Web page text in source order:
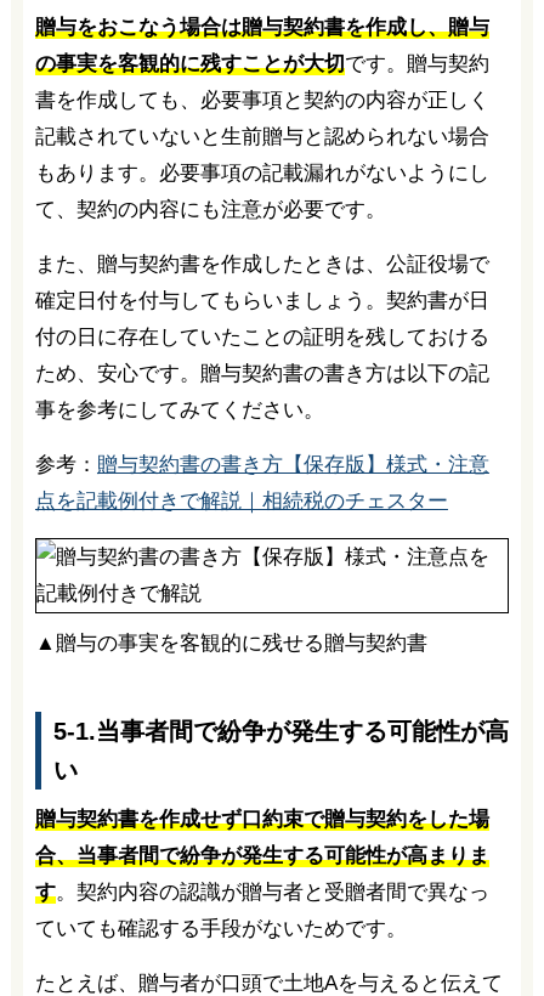
贈与をおこなう場合は贈与契約書を作成し、贈与
の事実を客観的に残すことが大切です。贈与契約
書を作成しても、必要事項と契約の内容が正しく
記載されていないと生前贈与と認められない場合
もあります。必要事項の記載漏れがないようにし
て、契約の内容にも注意が必要です。
また、贈与契約書を作成したときは、公証役場で
確定日付を付与してもらいましょう。契約書が日
付の日に存在していたことの証明を残しておける
ため、安心です。贈与契約書の書き方は以下の記
事を参考にしてみてください。
参考： 贈与契約書の書き方【保存版】様式・注意
点を記載例付きで解説｜相続税のチェスター
▲贈与の事実を客観的に残せる贈与契約書
5-1.当事者間で紛争が発生する可能性が高
い
贈与契約書を作成せず口約束で贈与契約をした場
合、当事者間で紛争が発生する可能性が高まりま
す。契約内容の認識が贈与者と受贈者間で異なっ
ていても確認する手段がないためです。
たとえば、贈与者が口頭で土地Aを与えると伝えて